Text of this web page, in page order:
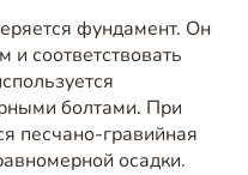
фундамент. Он
соответствовать
болтами. При
песчано-гравийная
осадки.